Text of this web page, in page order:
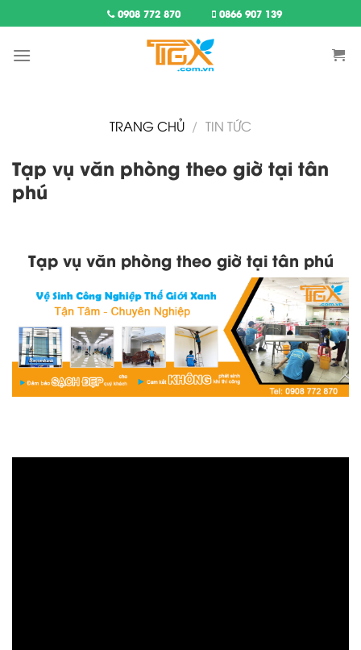
to
content
0908 772 870 0866 907 139
TRANG CHỦ / TIN TỨC
Tạp vụ văn phòng theo giờ tại tân
phú
Tạp vụ văn phòng theo giờ tại tân phú